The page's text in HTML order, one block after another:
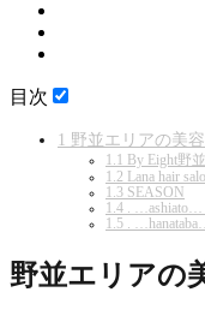
目次
1 野並エリアの美
1.1 By Eight野
1.2 Lana hair
1.3 SEASON
1.4 . …ashiato…
1.5 .
野並エリアの